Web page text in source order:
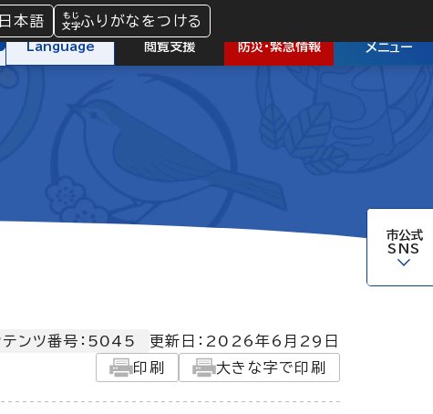
本語 ふりがなをつける
Language 閲覧支援 防災・緊急情報 メニュー
市公式
SNS
テンツ番号：5045 更新日： 2026年6月29日
印刷
大きな字で印刷